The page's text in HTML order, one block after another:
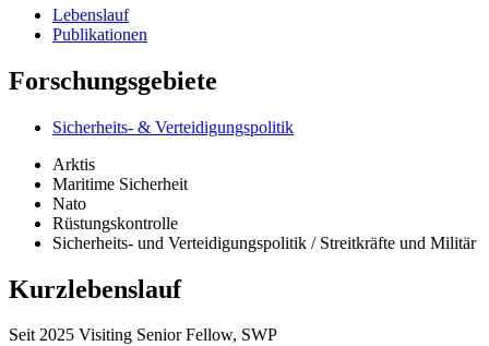
Lebenslauf
Publikationen
Forschungsgebiete
Sicherheits- & Verteidigungspolitik
Arktis
Maritime Sicherheit
Nato
Rüstungskontrolle
Sicherheits- und Verteidigungspolitik / Streitkräfte und Militär
Kurzlebenslauf
Seit 2025 Visiting Senior Fellow, SWP